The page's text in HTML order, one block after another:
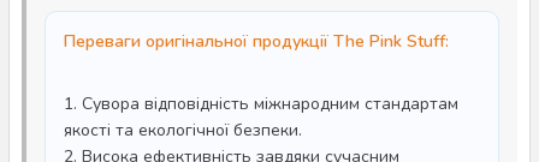
Переваги оригінальної продукції The Pink Stuff:
1. Сувора відповідність міжнародним стандартам
якості та екологічної безпеки.
2. Висока ефективність завдяки сучасним